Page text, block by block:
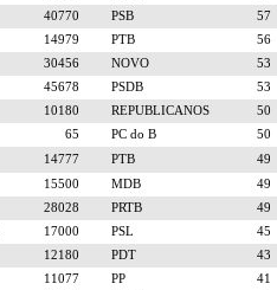
40770 PSB 57
14979 PTB 56
30456 NOVO 53
45678 PSDB 53
10180 REPUBLICANOS 50
65 PC do B 50
14777 PTB 49
15500 MDB 49
28028 PRTB 49
17000 PSL 45
12180 PDT 43
11077 PP 41